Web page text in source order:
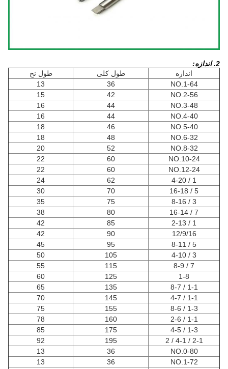
2. اندازه:
اندازه
طول کلی
طول نخ
NO.1-64
36
13
NO.2-56
42
15
NO.3-48
44
16
NO.4-40
44
16
NO.5-40
46
18
NO.6-32
48
18
NO.8-32
52
20
NO.10-24
60
22
NO.12-24
60
22
62
24
5 / 16-18
70
30
75
35
80
38
85
42
12/9/16
90
42
5 / 8-11
95
45
105
50
115
55
1-8
125
60
1-1 / 8-7
135
65
1-1 / 4-7
145
70
1-3 / 8-6
155
75
1-1 / 2-6
160
78
1-3 / 4-5
175
85
2-1 / 4-1 / 2
195
92
NO.0-80
36
13
NO.1-72
36
13